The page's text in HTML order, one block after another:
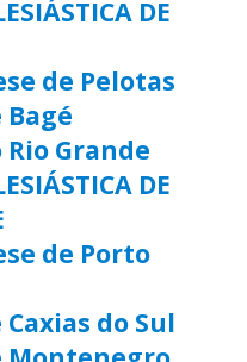
DE
de Pelotas
Bagé
Rio Grande
DE
de Porto
do Sul